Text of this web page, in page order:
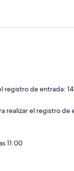
registro de entrada:
realizar el registro de
11:00